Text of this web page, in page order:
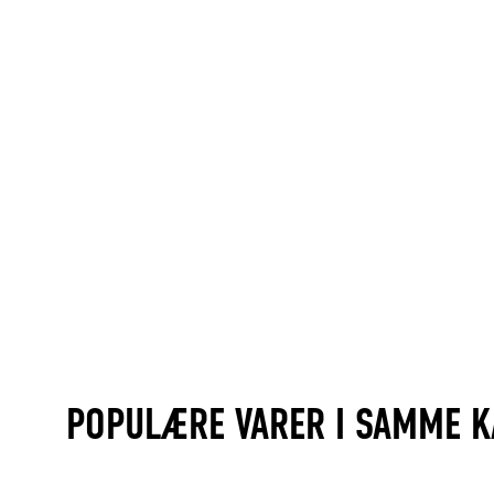
POPULÆRE VARER I SAMME